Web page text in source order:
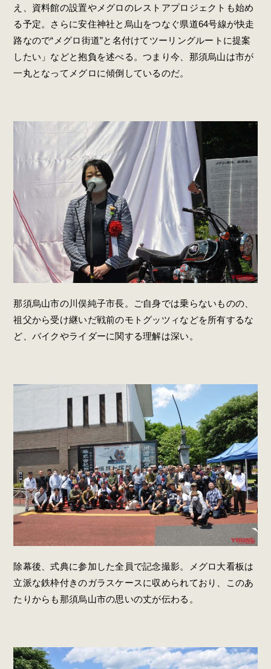
え、資料館の設置やメグロのレストアプロジェクトも始め
る予定。さらに安住神社と烏山をつなぐ県道64号線が快走
路なので“メグロ街道”と名付けてツーリングルートに提案
したい」などと抱負を述べる。つまり今、那須烏山は市が
一丸となってメグロに傾倒しているのだ。
那須烏山市の川俣純子市長。ご自身では乗らないものの、
祖父から受け継いだ戦前のモトグッツィなどを所有するな
ど、バイクやライダーに関する理解は深い。
除幕後、式典に参加した全員で記念撮影。メグロ大看板は
立派な鉄枠付きのガラスケースに収められており、このあ
たりからも那須烏山市の思いの丈が伝わる。